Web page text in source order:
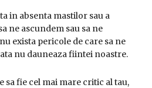
in absenta mastilor sau a
ne ascundem sau sa ne
exista pericole de care sa ne
nu dauneaza fiintei noastre.
fie cel mai mare critic al tau,